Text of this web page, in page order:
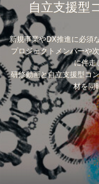
自立支援型
新規事業やDX推進に必須
プロジェクトメンバーや
に伴走
研修動画と自立支援型コ
材を同